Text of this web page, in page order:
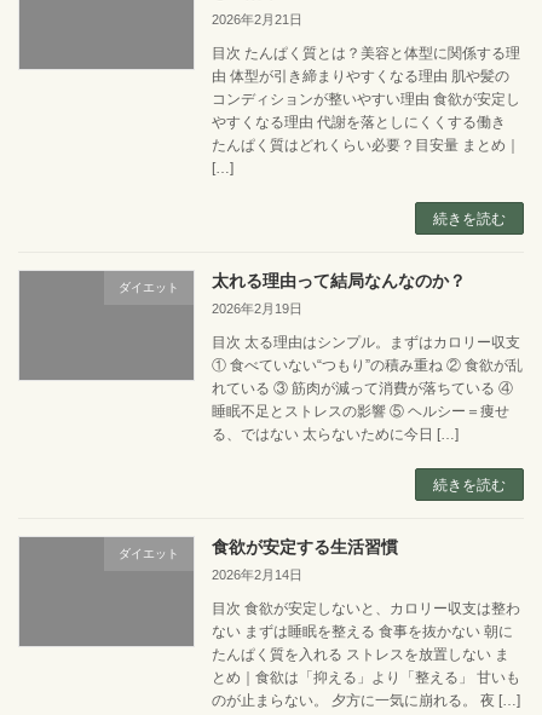
2026年2月21日
目次 たんぱく質とは？美容と体型に関係する理
由 体型が引き締まりやすくなる理由 肌や髪の
コンディションが整いやすい理由 食欲が安定し
やすくなる理由 代謝を落としにくくする働き
たんぱく質はどれくらい必要？目安量 まとめ｜
[…]
続きを読む
ダイエット 太れる理由って結局なんなのか？
2026年2月19日
目次 太る理由はシンプル。まずはカロリー収支
① 食べていない“つもり”の積み重ね ② 食欲が乱
れている ③ 筋肉が減って消費が落ちている ④
睡眠不足とストレスの影響 ⑤ ヘルシー＝痩せ
る、ではない 太らないために今日 […]
続きを読む
ダイエット 食欲が安定する生活習慣
2026年2月14日
目次 食欲が安定しないと、カロリー収支は整わ
ない まずは睡眠を整える 食事を抜かない 朝に
たんぱく質を入れる ストレスを放置しない ま
とめ｜食欲は「抑える」より「整える」 甘いも
のが止まらない。 夕方に一気に崩れる。 夜 […]